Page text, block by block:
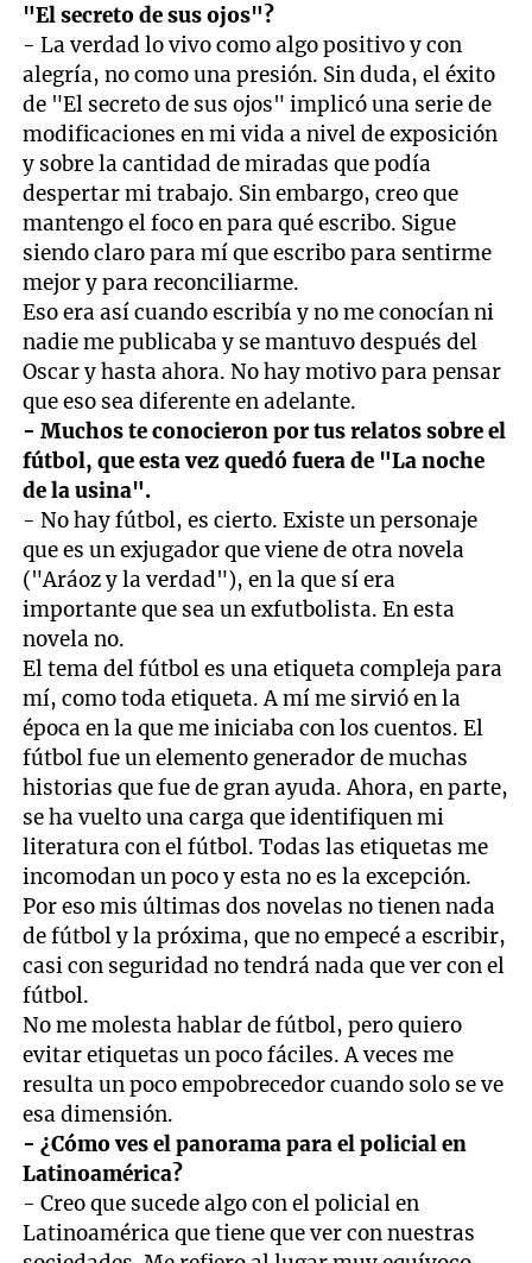
"El secreto de sus ojos"?
- La verdad lo vivo como algo positivo y con
alegría, no como una presión. Sin duda, el éxito
de "El secreto de sus ojos" implicó una serie de
modificaciones en mi vida a nivel de exposición
y sobre la cantidad de miradas que podía
despertar mi trabajo. Sin embargo, creo que
mantengo el foco en para qué escribo. Sigue
siendo claro para mí que escribo para sentirme
mejor y para reconciliarme.
Eso era así cuando escribía y no me conocían ni
nadie me publicaba y se mantuvo después del
Oscar y hasta ahora. No hay motivo para pensar
que eso sea diferente en adelante.
- Muchos te conocieron por tus relatos sobre el
fútbol, que esta vez quedó fuera de "La noche
de la usina".
- No hay fútbol, es cierto. Existe un personaje
que es un exjugador que viene de otra novela
("Aráoz y la verdad"), en la que sí era
importante que sea un exfutbolista. En esta
novela no.
El tema del fútbol es una etiqueta compleja para
mí, como toda etiqueta. A mí me sirvió en la
época en la que me iniciaba con los cuentos. El
fútbol fue un elemento generador de muchas
historias que fue de gran ayuda. Ahora, en parte,
se ha vuelto una carga que identifiquen mi
literatura con el fútbol. Todas las etiquetas me
incomodan un poco y esta no es la excepción.
Por eso mis últimas dos novelas no tienen nada
de fútbol y la próxima, que no empecé a escribir,
casi con seguridad no tendrá nada que ver con el
fútbol.
No me molesta hablar de fútbol, pero quiero
evitar etiquetas un poco fáciles. A veces me
resulta un poco empobrecedor cuando solo se ve
esa dimensión.
- ¿Cómo ves el panorama para el policial en
Latinoamérica?
- Creo que sucede algo con el policial en
Latinoamérica que tiene que ver con nuestras